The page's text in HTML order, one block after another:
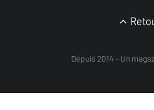
Depuis 2014 - Un